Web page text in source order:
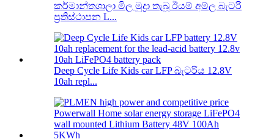
කර්මාන්තශාලා මිල මුද්‍රා තැබූ ඊයම් අම්ල බැටරි
ප්‍රතිස්ථාපන L...
Deep Cycle Life Kids car LFP බැටරිය 12.8V
10ah repl...